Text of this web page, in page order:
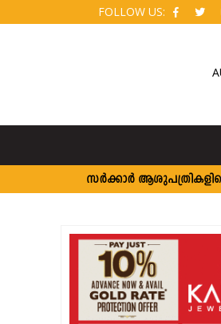
FOLLOW US:
സർക്കാർ ആശുപത്രികളിലെ